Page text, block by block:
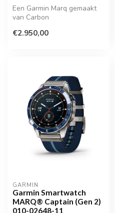
Een Garmin Marq gemaakt
van Carbon
€2.950,00
GARMIN
Garmin Smartwatch
MARQ® Captain (Gen 2)
010-02648-11